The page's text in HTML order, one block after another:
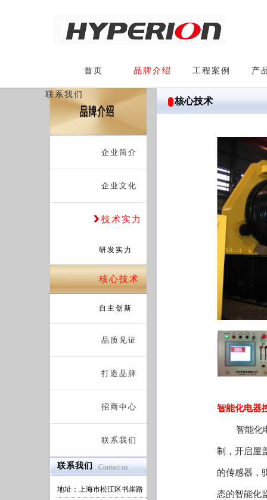
首页 品牌介绍 工程案例 产
联系我们
企业简介
企业文化
技术实力
研发实力
核心技术
自主创新
品质见证
打造品牌
招商中心
联系我们
联系我们 Contact us
地址：上海市松江区书崖路
核心技术
智能化电器
智能化电
制，开启屋
的传感器，
态的智能化